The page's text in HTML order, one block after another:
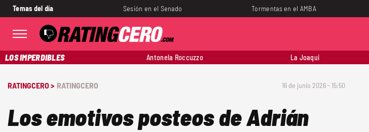
Temas del día Sesión en el Senado Tormentas en el AMBA
LOS IMPERDIBLES Antonela Roccuzzo La Joaqui
RATINGCERO > RATINGCERO 16 de junio 2026 - 15:50
Los emotivos posteos de Adrián